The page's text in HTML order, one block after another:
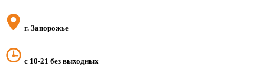
г. Запорожье
с 10-21 без выходных